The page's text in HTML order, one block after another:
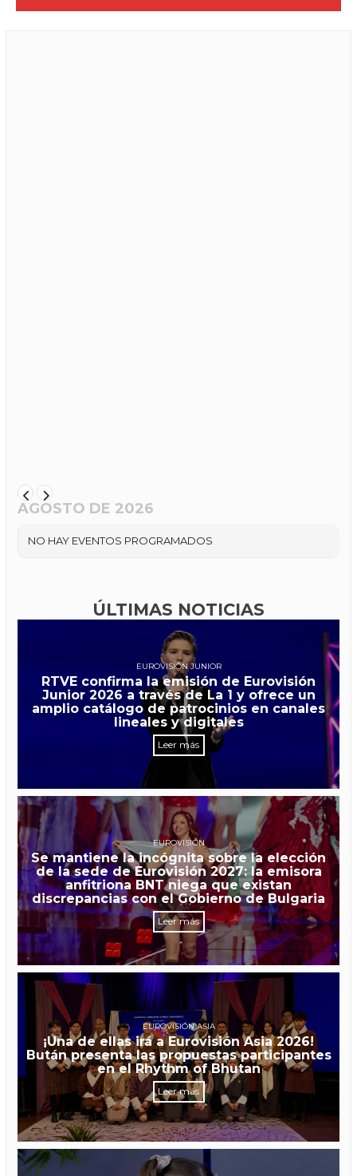
AGOSTO DE 2026
NO HAY EVENTOS PROGRAMADOS
ÚLTIMAS NOTICIAS
EUROVISIÓN JUNIOR
RTVE confirma la emisión de Eurovisión
Junior 2026 a través de La 1 y ofrece un
amplio catálogo de patrocinios en canales
lineales y digitales
Leer más
EUROVISIÓN
Se mantiene la incógnita sobre la elección
de la sede de Eurovisión 2027: la emisora
anfitriona BNT niega que existan
discrepancias con el Gobierno de Bulgaria
Leer más
EUROVISIÓN ASIA
¡Una de ellas irá a Eurovisión Asia 2026!
Bután presenta las propuestas participantes
en el Rhythm of Bhutan
Leer más